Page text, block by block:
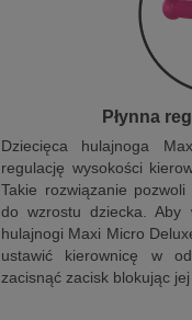
Płynna
Dziecięca hulajnoga
regulację wysokości
Takie rozwiązanie
do wzrostu dziecka. Aby
hulajnogi Maxi Micro
ustawić kierownicę w
zacisnąć zacisk blokując